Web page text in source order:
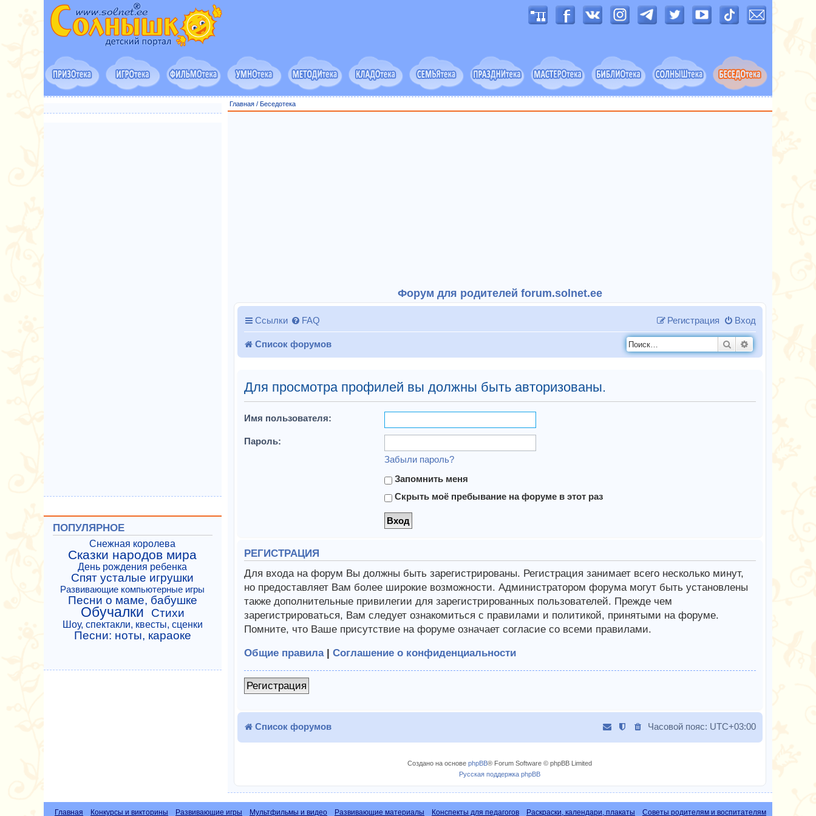
Главная/ Беседотека
Форум для родителей forum.solnet.ee
Ссылки FAQ Вход
Регистрация
Список форумов Поиск
Для просмотра профилей вы должны быть авторизованы.
Имя пользователя:
Пароль:
Забыли пароль?
Запомнить меня
Скрыть моё пребывание на форуме в этот раз
РЕГИСТРАЦИЯ
Для входа на форум Вы должны быть зарегистрированы. Регистрация занимает всего несколько минут,
но предоставляет Вам более широкие возможности. Администратором форума могут быть установлены
также дополнительные привилегии для зарегистрированных пользователей. Прежде чем
зарегистрироваться, Вам следует ознакомиться с правилами и политикой, принятыми на форуме.
Помните, что Ваше присутствие на форуме означает согласие со всеми правилами.
Общие правила| Соглашение о конфиденциальности
Регистрация
Список форумов Часовой пояс: UTC+03:00
Создано на основеphpBB® Forum Software © phpBB Limited
Русская поддержка phpBB
ПОПУЛЯРНОЕ
Снежная королева
Сказки народов мира
День рождения ребенка
Спят усталые игрушки
Развивающие компьютерные игры
Песни о маме, бабушке
Обучалки Стихи
Шоу, спектакли, квесты, сценки
Песни: ноты, караоке
Главная Конкурсы и викторины Развивающие игры Мультфильмы и видео Развивающие материалы Конспекты для педагогов Раскраски, календари, плакаты Советы родителям и воспитателям